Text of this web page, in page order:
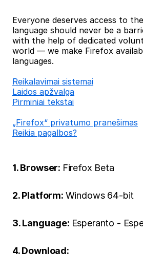
Everyone deserves access to
language should never be a
with the help of dedicated
world — we make Firefox
languages.
Reikalavimai sistemai
Laidos apžvalga
Pirminiai tekstai
„Firefox“ privatumo pranešimas
Reikia pagalbos?
1. Browser: Firefox Beta
2. Platform: Windows 64-bit
3. Language: Esperanto -
4. Download: